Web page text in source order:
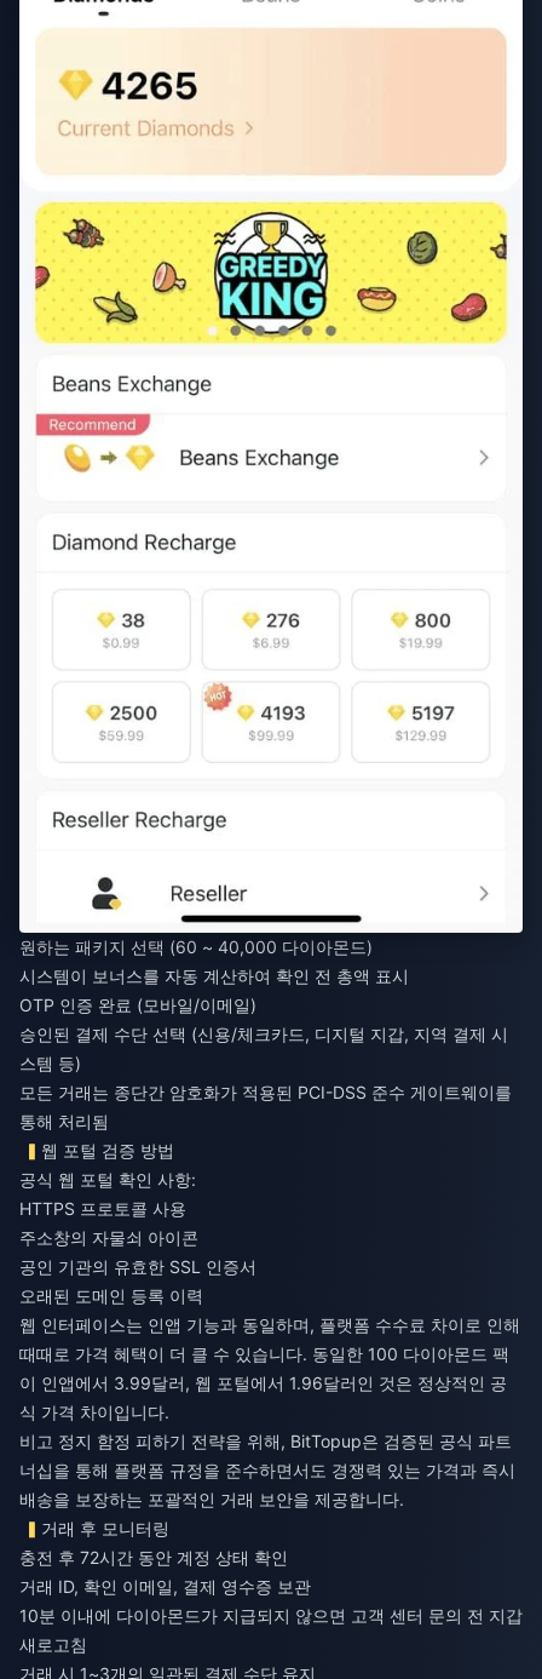
원하는 패키지 선택 (60 ~ 40,000 다이아몬드)
시스템이 보너스를 자동 계산하여 확인 전 총액 표시
OTP 인증 완료 (모바일/이메일)
승인된 결제 수단 선택 (신용/체크카드, 디지털 지갑, 지역 결제 시
스템 등)
모든 거래는 종단간 암호화가 적용된 PCI-DSS 준수 게이트웨이를
통해 처리됨
웹 포털 검증 방법
공식 웹 포털 확인 사항:
HTTPS 프로토콜 사용
주소창의 자물쇠 아이콘
공인 기관의 유효한 SSL 인증서
오래된 도메인 등록 이력
웹 인터페이스는 인앱 기능과 동일하며, 플랫폼 수수료 차이로 인해
때때로 가격 혜택이 더 클 수 있습니다. 동일한 100 다이아몬드 팩
이 인앱에서 3.99달러, 웹 포털에서 1.96달러인 것은 정상적인 공
식 가격 차이입니다.
비고 정지 함정 피하기 전략을 위해, BitTopup은 검증된 공식 파트
너십을 통해 플랫폼 규정을 준수하면서도 경쟁력 있는 가격과 즉시
배송을 보장하는 포괄적인 거래 보안을 제공합니다.
거래 후 모니터링
충전 후 72시간 동안 계정 상태 확인
거래 ID, 확인 이메일, 결제 영수증 보관
10분 이내에 다이아몬드가 지급되지 않으면 고객 센터 문의 전 지갑
새로고침
거래 시 1~3개의 일관된 결제 수단 유지